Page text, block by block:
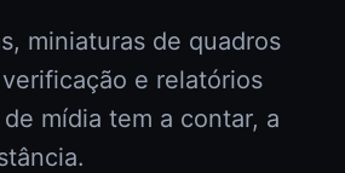
miniaturas de quadros
e relatórios
mídia tem a contar, a